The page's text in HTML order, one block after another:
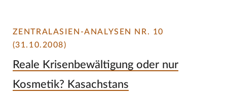
ZENTRALASIEN-ANALYSEN NR. 10
(31.10.2008)
Reale Krisenbewältigung oder nur
Kosmetik? Kasachstans